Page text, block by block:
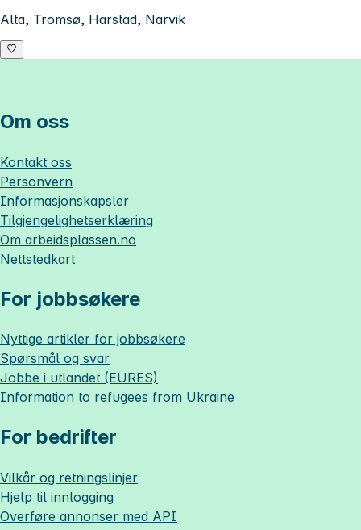
Alta, Tromsø, Harstad, Narvik
Om oss
Kontakt oss
Personvern
Informasjonskapsler
Tilgjengelighetserklæring
Om arbeidsplassen.no
Nettstedkart
For jobbsøkere
Nyttige artikler for jobbsøkere
Spørsmål og svar
Jobbe i utlandet (EURES)
Information to refugees from Ukraine
For bedrifter
Vilkår og retningslinjer
Hjelp til innlogging
Overføre annonser med API